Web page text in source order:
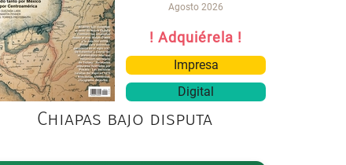
Agosto 2026
! Adquiérela !
Impresa
Digital
Chiapas bajo disputa